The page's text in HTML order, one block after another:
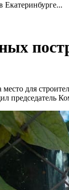
для
председатель